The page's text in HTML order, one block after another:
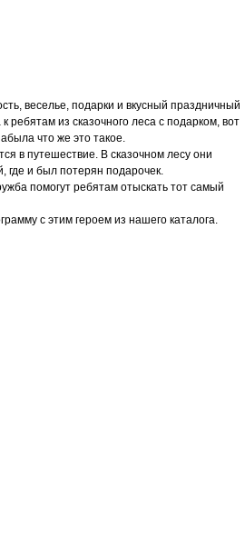
веселье, подарки и вкусный праздничный
ребятам из сказочного леса с подарком, вот
что же это такое.
в путешествие. В сказочном лесу они
где и был потерян подарочек.
помогут ребятам отыскать тот самый
с этим героем из нашего каталога.